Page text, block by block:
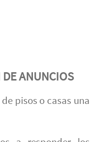
ANUNCIOS
pisos o casas una